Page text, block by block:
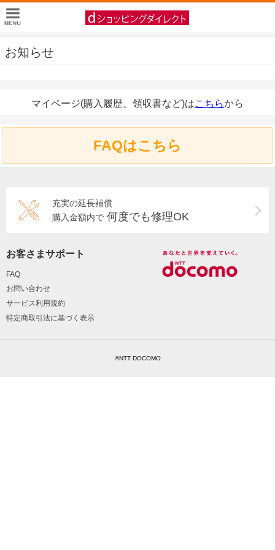
お知らせ
マイページ(購入履歴、領収書など)はこちらから
FAQはこちら
充実の延長補償
購入金額内で 何度でも修理OK
お客さまサポート
FAQ
お問い合わせ
サービス利用規約
特定商取引法に基づく表示
©NTT DOCOMO